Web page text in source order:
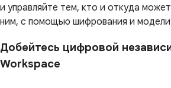
и управляйте тем, кто и откуда
ним, с помощью шифрования и модели
Добейтесь цифровой
Workspace